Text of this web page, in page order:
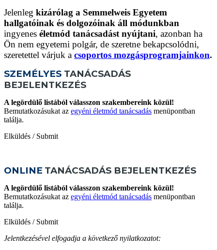
Jelenleg kizárólag a Semmelweis Egyetem
hallgatóinak és dolgozóinak áll módunkban
ingyenes életmód tanácsadást nyújtani, azonban ha
Ön nem egyetemi polgár, de szeretne bekapcsolódni,
szeretettel várjuk a csoportos mozgásprogramjainkon.
SZEMÉLYES TANÁCSADÁS
BEJELENTKEZÉS
A legördülő listából válasszon szakembereink közül!
Bemutatkozásukat az egyéni életmód tanácsadás menüpontban
találja.
Elküldés / Submit
ONLINE TANÁCSADÁS BEJELENTKEZÉS
A legördülő listából válasszon szakembereink közül!
Bemutatkozásukat az egyéni életmód tanácsadás menüpontban
találja.
Elküldés / Submit
Jelentkezésével elfogadja a következő nyilatkozatot: